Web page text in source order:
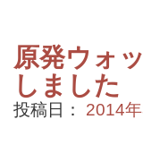
原発ウォ
しました
投稿日： 2014